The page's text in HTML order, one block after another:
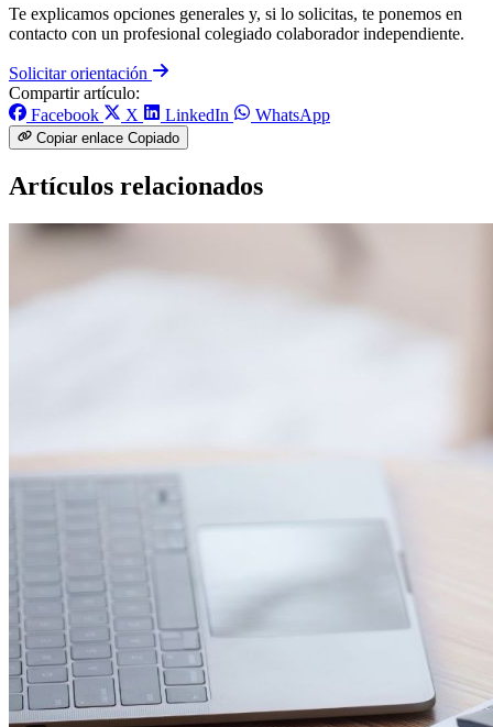
Te explicamos opciones generales y, si lo solicitas, te ponemos en
contacto con un profesional colegiado colaborador independiente.
Solicitar orientación
Compartir artículo:
Facebook
X LinkedIn WhatsApp
Copiar enlace Copiado
Artículos relacionados